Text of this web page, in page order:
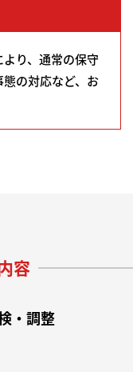
り、通常の保守
の対応など、お
容
・調整